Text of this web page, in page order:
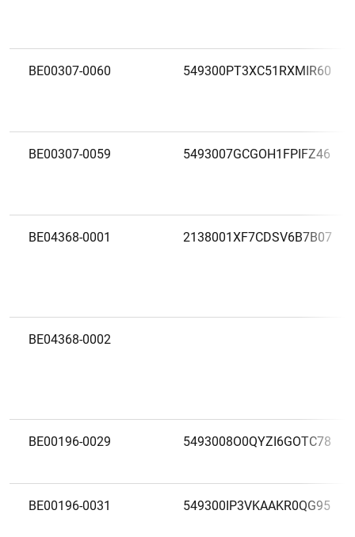
BE00307-0060 549300PT3XC51RXMIR60
BE00307-0059 5493007GCGOH1FPIFZ46
BE04368-0001 2138001XF7CDSV6B7B07
BE04368-0002
BE00196-0029 5493008O0QYZI6GOTC78
BE00196-0031 549300IP3VKAAKR0QG95